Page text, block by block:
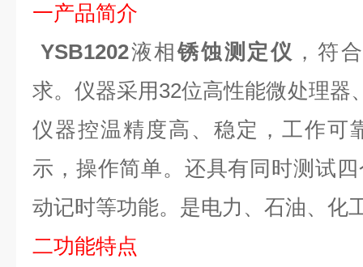
一产品简介
YSB1202液相锈蚀测定仪 ，符
求。仪器采用32位高性能微处理器
仪器控温精度高、稳定，工作可
示，操作简单。还具有同时测试
动记时等功能。是电力、石油、化
二功能特点